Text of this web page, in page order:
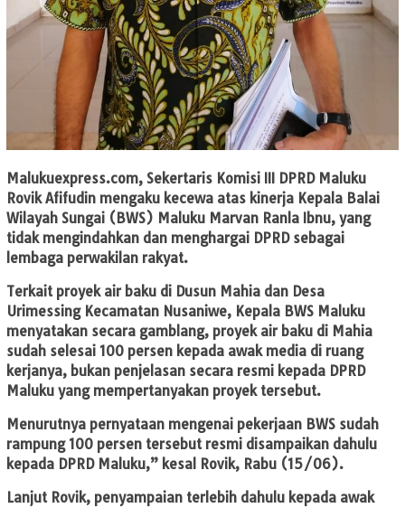
Malukuexpress.com, Sekertaris Komisi III DPRD Maluku
Rovik Afifudin mengaku kecewa atas kinerja Kepala Balai
Wilayah Sungai (BWS) Maluku Marvan Ranla Ibnu, yang
tidak mengindahkan dan menghargai DPRD sebagai
lembaga perwakilan rakyat.
Terkait proyek air baku di Dusun Mahia dan Desa
Urimessing Kecamatan Nusaniwe, Kepala BWS Maluku
menyatakan secara gamblang, proyek air baku di Mahia
sudah selesai 100 persen kepada awak media di ruang
kerjanya, bukan penjelasan secara resmi kepada DPRD
Maluku yang mempertanyakan proyek tersebut.
Menurutnya pernyataan mengenai pekerjaan BWS sudah
rampung 100 persen tersebut resmi disampaikan dahulu
kepada DPRD Maluku,” kesal Rovik, Rabu (15/06).
Lanjut Rovik, penyampaian terlebih dahulu kepada awak